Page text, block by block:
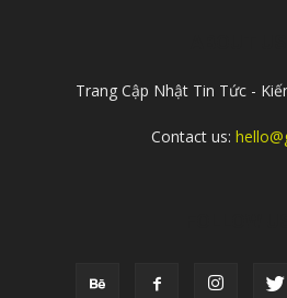
Trang Cập Nhật Tin Tức -
Contact us: